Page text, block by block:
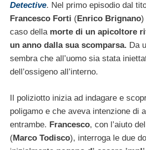
Detective. Nel primo episodio dal
Francesco Forti (Enrico Brignano)
caso della morte di un apicoltore
un anno dalla sua scomparsa. Da
sembra che all’uomo sia stata
dell’ossigeno all’interno.
Il poliziotto inizia ad indagare e
poligamo e che aveva intenzione di
entrambe. Francesco, con l’aiuto
(Marco Todisco), interroga le due